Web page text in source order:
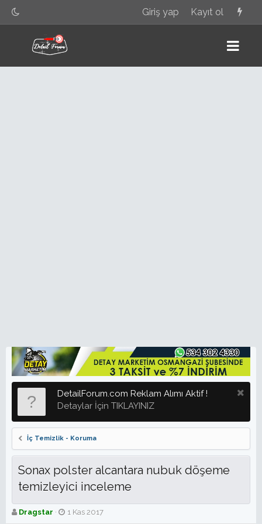
Giriş yap Kayıt ol
DetailForum.com Reklam Alımı Aktif !
Detaylar İçin TIKLAYINIZ
İç Temizlik - Koruma
Sonax polster alcantara nubuk döşeme
temizleyici inceleme
K
o
Dragstar
B
a
1 Kas 2017